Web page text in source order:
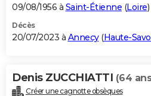
09/08/1956 à Saint-Étienne (Loire)
Décès
20/07/2023 à Annecy(Haute-
Denis ZUCCHIATTI (64
Créer une cagnotte obsèques